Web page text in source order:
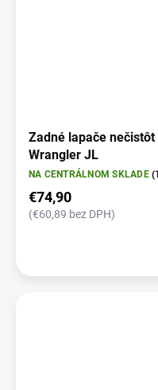
Zadné lapače
Wrangler JL
NA CENTRÁLNOM SKLADE
€74,90
(€60,89 bez DPH)